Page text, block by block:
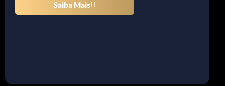
Saiba Mais